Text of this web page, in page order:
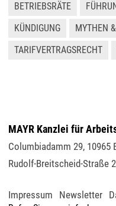
BETRIEBSRÄTE
KÜNDIGUNG
MYTHEN
TARIFVERTRAGSRECHT
MAYR Kanzlei für
Columbiadamm 29, 10965
Rudolf-Breitscheid-Straße 2
Impressum Newsletter